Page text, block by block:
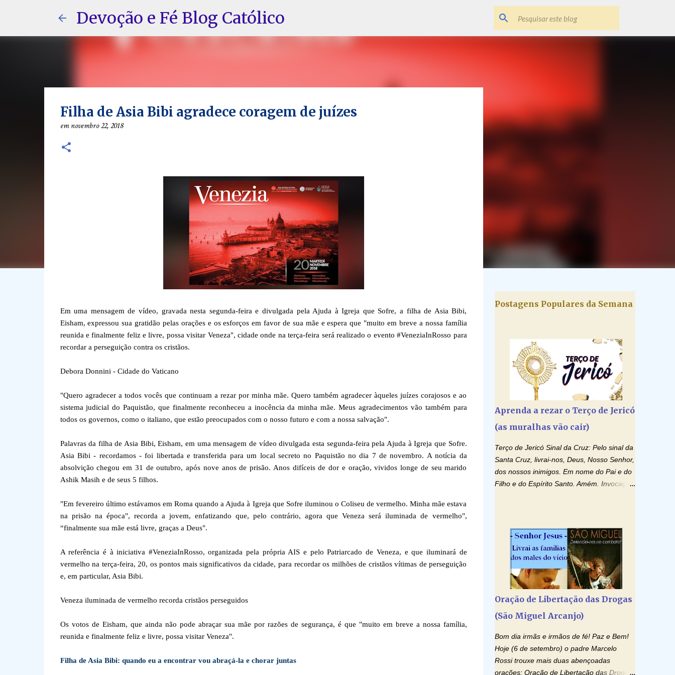
Pular para o conteúdo principal
Devoção e Fé Blog Católico
Filha de Asia Bibi agradece coragem de juízes
emnovembro 22, 2018
Em uma mensagem de vídeo, gravada nesta segunda-feira e divulgada pela Ajuda à Igreja que Sofre, a filha de Asia Bibi,
Eisham, expressou sua gratidão pelas orações e os esforços em favor de sua mãe e espera que "muito em breve a nossa família
reunida e finalmente feliz e livre, possa visitar Veneza", cidade onde na terça-feira será realizado o evento #VeneziaInRosso para
recordar a perseguição contra os cristãos.
Debora Donnini - Cidade do Vaticano
"Quero agradecer a todos vocês que continuam a rezar por minha mãe. Quero também agradecer àqueles juízes corajosos e ao
sistema judicial do Paquistão, que finalmente reconheceu a inocência da minha mãe. Meus agradecimentos vão também para
todos os governos, como o italiano, que estão preocupados com o nosso futuro e com a nossa salvação".
Palavras da filha de Asia Bibi, Eisham, em uma mensagem de vídeo divulgada esta segunda-feira pela Ajuda à Igreja que Sofre.
Asia Bibi - recordamos - foi libertada e transferida para um local secreto no Paquistão no dia 7 de novembro. A notícia da
absolvição chegou em 31 de outubro, após nove anos de prisão. Anos difíceis de dor e oração, vividos longe de seu marido
Ashik Masih e de seus 5 filhos.
"Em fevereiro último estávamos em Roma quando a Ajuda à Igreja que Sofre iluminou o Coliseu de vermelho. Minha mãe estava
na prisão na época", recorda a jovem, enfatizando que, pelo contrário, agora que Veneza será iluminada de vermelho",
“finalmente sua mãe está livre, graças a Deus".
A referência é à iniciativa #VeneziaInRosso, organizada pela própria AIS e pelo Patriarcado de Veneza, e que iluminará de
vermelho na terça-feira, 20, os pontos mais significativos da cidade, para recordar os milhões de cristãos vítimas de perseguição
e, em particular, Asia Bibi.
Veneza iluminada de vermelho recorda cristãos perseguidos
Os votos de Eisham, que ainda não pode abraçar sua mãe por razões de segurança, é que "muito em breve a nossa família,
reunida e finalmente feliz e livre, possa visitar Veneza".
Filha de Asia Bibi: quando eu a encontrar vou abraçá-la e chorar juntas
Postagens Populares da Semana
Aprenda a rezar o Terço de Jericó
(as muralhas vão cair)
Terço de Jericó Sinal da Cruz: Pelo sinal da
Santa Cruz, livrai-nos, Deus, Nosso Senhor,
dos nossos inimigos. Em nome do Pai e do
Filho e do Espírito Santo. Amém. Invocação
o vosso Espírito e tudo será criado. E
renovareis a face da terra. Oremos: Ó
Deus, que instruístes os corações dos
vossos fiéis com a luz do Espírito Santo,
fazei que apreciemos retamente todas as
gozemos sempre da sua consolação. Por
Cristo, Senhor Nosso. Amém. Creio: Creio
céu e da terra; e em Jesus Cristo, seu único
Filho, nosso Senhor; que foi concebido pelo
poder do Espí­rito Santo; nasceu da Virgem
Oração de Libertação das Drogas
(São Miguel Arcanjo)
Bom dia irmãs e irmãos de fé! Paz e Bem!
Hoje (6 de setembro) o padre Marcelo
Rossi trouxe mais duas abençoadas
orações: Oração de Libertação das Drogas